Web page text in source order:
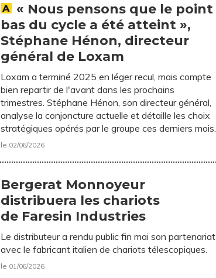
« Nous pensons que le point
bas du cycle a été atteint »,
Stéphane Hénon, directeur
général de Loxam
Loxam a terminé 2025 en léger recul, mais compte
bien repartir de l'avant dans les prochains
trimestres. Stéphane Hénon, son directeur général,
analyse la conjoncture actuelle et détaille les choix
stratégiques opérés par le groupe ces derniers mois.
le 02/06/2026
Bergerat Monnoyeur
distribuera les chariots
de Faresin Industries
Le distributeur a rendu public fin mai son partenariat
avec le fabricant italien de chariots télescopiques.
le 01/06/2026